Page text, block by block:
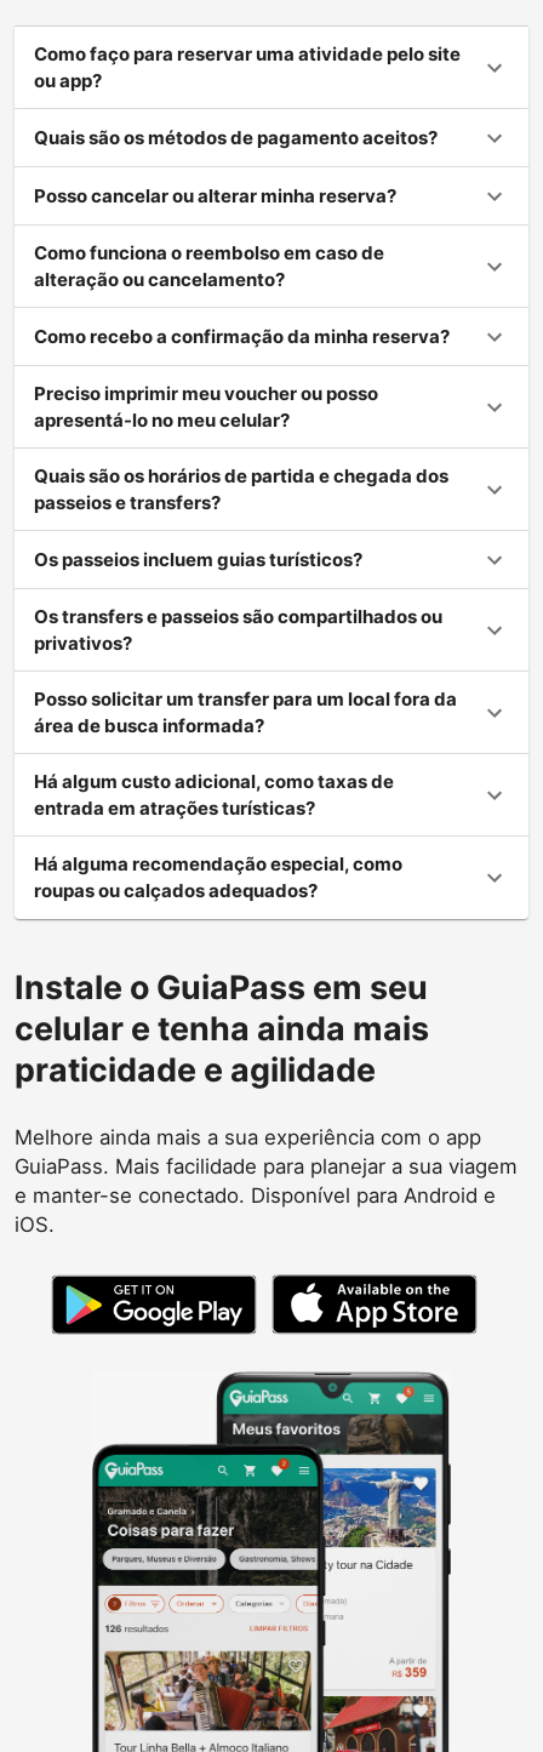
Como faço para reservar uma atividade pelo site
ou app?
Quais são os métodos de pagamento aceitos?
Posso cancelar ou alterar minha reserva?
Como funciona o reembolso em caso de
alteração ou cancelamento?
Como recebo a confirmação da minha reserva?
Preciso imprimir meu voucher ou posso
apresentá-lo no meu celular?
Quais são os horários de partida e chegada dos
passeios e transfers?
Os passeios incluem guias turísticos?
Os transfers e passeios são compartilhados ou
privativos?
Posso solicitar um transfer para um local fora da
área de busca informada?
Há algum custo adicional, como taxas de
entrada em atrações turísticas?
Há alguma recomendação especial, como
roupas ou calçados adequados?
Instale o GuiaPass em seu
celular e tenha ainda mais
praticidade e agilidade
Melhore ainda mais a sua experiência com o app
GuiaPass. Mais facilidade para planejar a sua viagem
e manter-se conectado. Disponível para Android e
iOS.